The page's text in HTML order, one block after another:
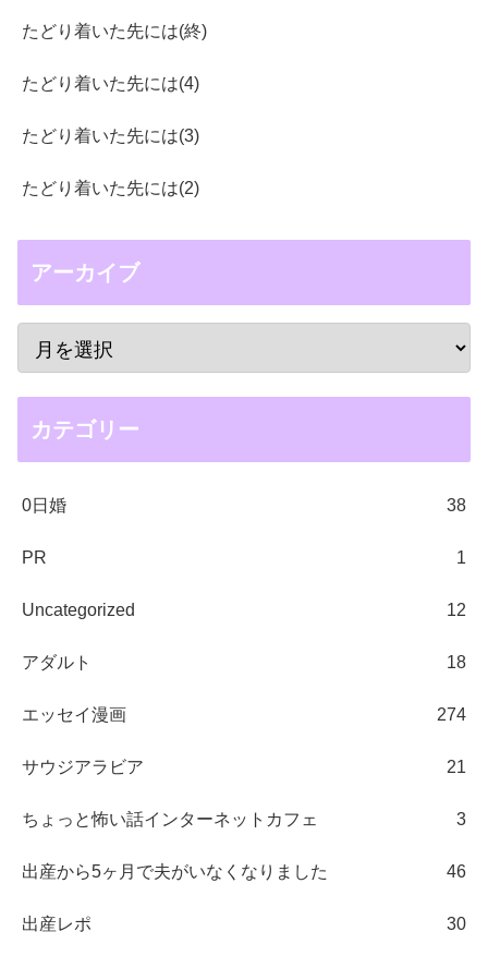
たどり着いた先には(終)
たどり着いた先には(4)
たどり着いた先には(3)
たどり着いた先には(2)
アーカイブ
カテゴリー
0日婚 38
PR 1
Uncategorized 12
アダルト 18
エッセイ漫画 274
サウジアラビア 21
ちょっと怖い話インターネットカフェ 3
出産から5ヶ月で夫がいなくなりました 46
出産レポ 30